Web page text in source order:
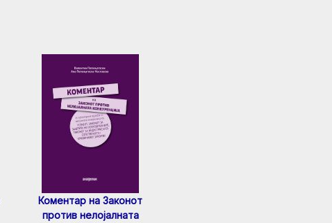
Коментар на Законот
против нелојалната